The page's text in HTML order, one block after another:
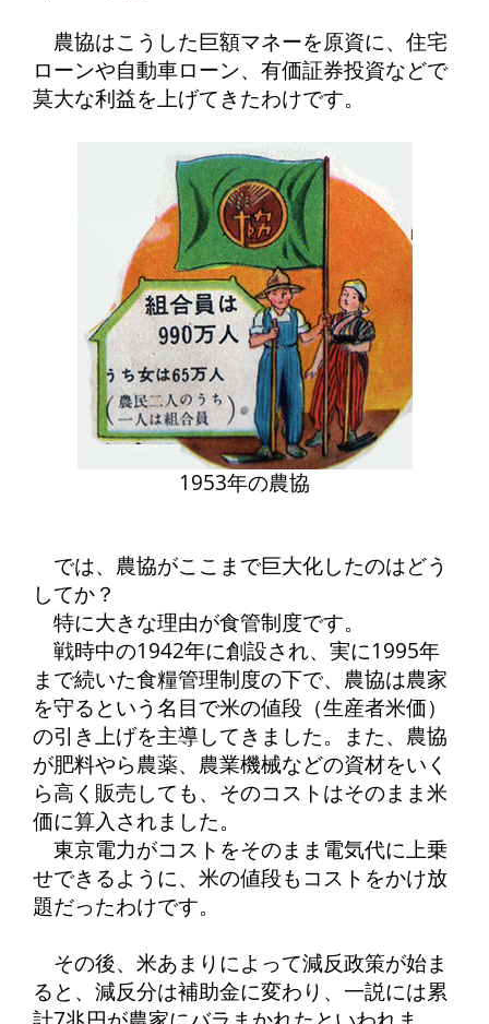
農協はこうした巨額マネーを原資に、住宅
ローンや自動車ローン、有価証券投資などで
莫大な利益を上げてきたわけです。
1953年の農協
では、農協がここまで巨大化したのはどう
してか？
特に大きな理由が食管制度です。
戦時中の1942年に創設され、実に1995年
まで続いた食糧管理制度の下で、農協は農家
を守るという名目で米の値段（生産者米価）
の引き上げを主導してきました。また、農協
が肥料やら農薬、農業機械などの資材をいく
ら高く販売しても、そのコストはそのまま米
価に算入されました。
東京電力がコストをそのまま電気代に上乗
せできるように、米の値段もコストをかけ放
題だったわけです。
その後、米あまりによって減反政策が始ま
ると、減反分は補助金に変わり、一説には累